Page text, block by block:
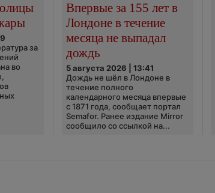
за
во
Впервые за 155 лет в
Лондоне в течение
месяца не выпадал
дождь
5 августа 2026 | 13:41
Дождь не шёл в Лондоне в
течение полного
календарного месяца впервые
с 1871 года, сообщает портал
Semafor. Ранее издание Mirror
сообщило со ссылкой на...